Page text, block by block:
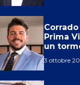
Corrado
Prima
un
3 ottobre